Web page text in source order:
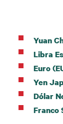
Yuan
Libra
Euro
Yen
Dólar
Franco